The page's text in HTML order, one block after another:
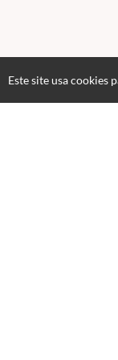
FAQ
Este site usa cookies